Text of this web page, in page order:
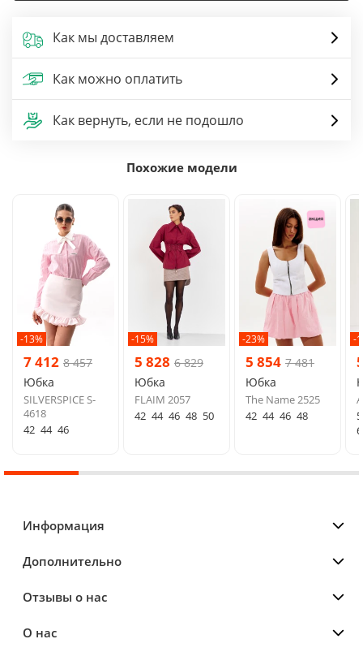
Как мы доставляем
Как можно оплатить
Как вернуть, если не подошло
Похожие модели
-13%
7 412 8 457
Юбка
SILVERSPICE S-
4618
42 44 46
-15%
5 828 6 829
Юбка
FLAIM 2057
42 44 46 48 50
-23%
5 854 7 481
Юбка
The Name 2525
42 44 46 48
-
Информация
Дополнительно
Отзывы о нас
О нас